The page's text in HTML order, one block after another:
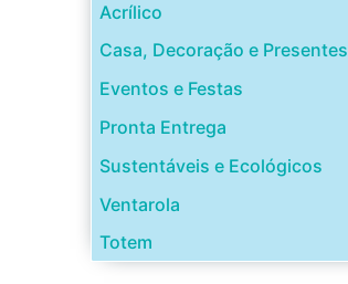
Acrílico
Casa, Decoração e Presentes
Eventos e Festas
Pronta Entrega
Sustentáveis e Ecológicos
Ventarola
Totem